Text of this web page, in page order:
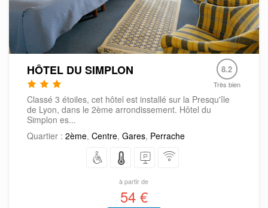
HÔTEL DU SIMPLON 8.2
Très bien
Classé 3 étoiles, cet hôtel est installé sur la Presqu'île
de Lyon, dans le 2ème arrondissement. Hôtel du
Simplon es...
Quartier : 2ème, Centre, Gares, Perrache
à partir de
54 €